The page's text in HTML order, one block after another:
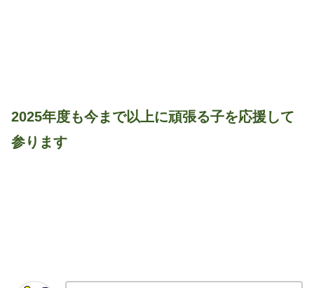
2025年度も今まで以上に頑張る子を応援して
参ります